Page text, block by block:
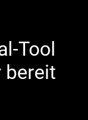
Tool
bereit